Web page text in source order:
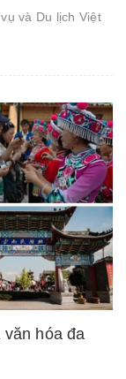
và Du lịch Việt
hóa đa